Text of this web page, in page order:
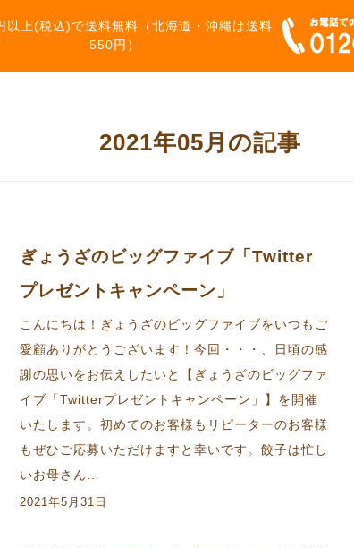
以上(税込)で送料無料（北海道・沖縄は送料
550円）
2021年05月の記事
ぎょうざのビッグファイブ「Twitter
プレゼントキャンペーン」
こんにちは！ぎょうざのビッグファイブをいつもご
愛顧ありがとうございます！今回・・・、日頃の感
謝の思いをお伝えしたいと【ぎょうざのビッグファ
イブ「Twitterプレゼントキャンペーン」】を開催
いたします。初めてのお客様もリピーターのお客様
もぜひご応募いただけますと幸いです。餃子は忙し
いお母さん…
2021年5月31日